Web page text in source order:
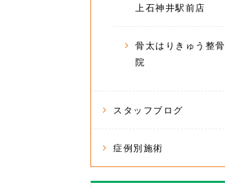
上石神井駅前店
骨太はりきゅう整骨
院
スタッフブログ
症例別施術